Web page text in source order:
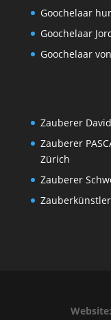
Goochelaar
Goochelaar
Goochelaar
Zauberer
Zauberer
Zürich
Zauberer